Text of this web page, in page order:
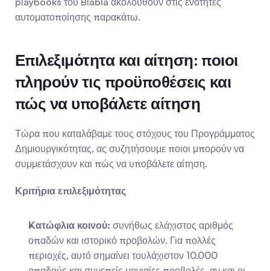
αυτοματοποίησης παρακάτω.
Επιλεξιμότητα και αίτηση: ποιοι
πληρούν τις προϋποθέσεις και
πώς να υποβάλετε αίτηση
Τώρα που καταλάβαμε τους στόχους του Προγράμματος
Δημιουργικότητας, ας συζητήσουμε ποιοι μπορούν να
συμμετάσχουν και πώς να υποβάλετε αίτηση.
Κριτήρια επιλεξιμότητας
Κατώφλια κοινού: συνήθως ελάχιστος αριθμός
οπαδών και ιστορικό προβολών. Για πολλές
περιοχές, αυτό σημαίνει τουλάχιστον 10.000